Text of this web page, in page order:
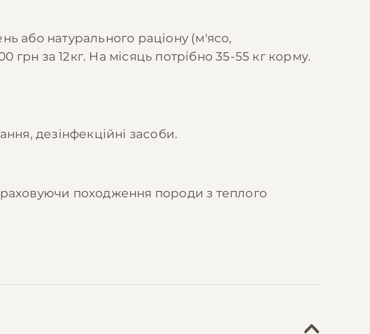
або натурального раціону (м'ясо,
грн за 12кг. На місяць потрібно 35-55 кг корму.
дезінфекційні засоби.
походження породи з теплого